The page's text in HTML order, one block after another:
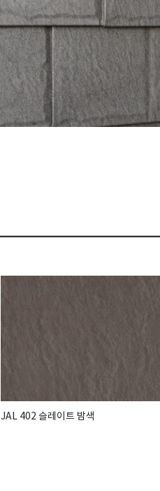
JAL 402 슬레이트 밤색